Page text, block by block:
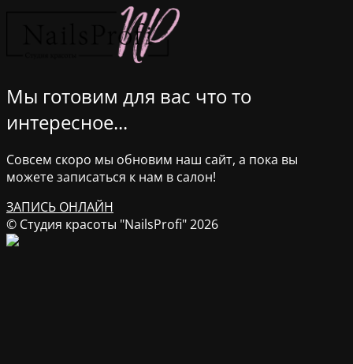
Мы готовим для вас что то
интересное...
Совсем скоро мы обновим наш сайт, а пока вы
можете записаться к нам в салон!
ЗАПИСЬ ОНЛАЙН
© Студия красоты "NailsProfi" 2026